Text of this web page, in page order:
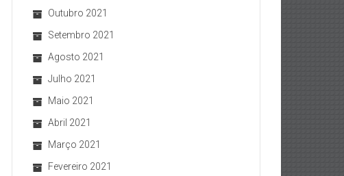
Outubro 2021
Setembro 2021
Agosto 2021
Julho 2021
Maio 2021
Abril 2021
Março 2021
Fevereiro 2021